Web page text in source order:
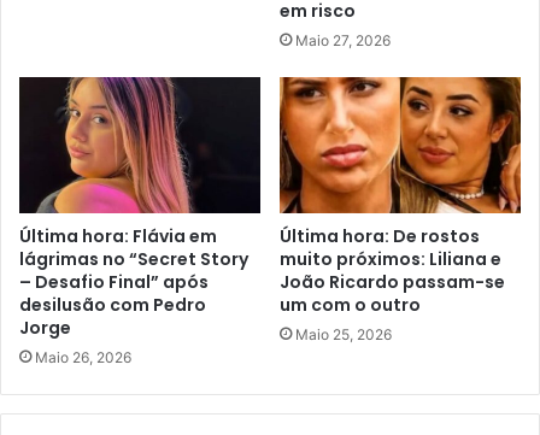
em risco
Maio 27, 2026
Última hora: Flávia em
lágrimas no “Secret Story
– Desafio Final” após
desilusão com Pedro
Jorge
Maio 26, 2026
Última hora: De rostos
muito próximos: Liliana e
João Ricardo passam-se
um com o outro
Maio 25, 2026